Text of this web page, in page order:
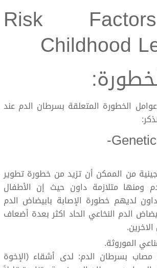
Risk
Childhood
الخطورة المتعلقة بسرطان الدم عند
من الممكن أن تزيد من خطورة تطوير
ومنها متلازمة داون حيث إن الأطفال
داون لديهم خطورة الإصابة بابيضاض الدم
الدم النخاعي الحاد اكثر بعدة أضعاف
الموروثة.
بسرطان الدم: لدى أشقاء (الإخوة